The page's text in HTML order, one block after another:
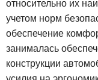
учетом норм
обеспечение
занималась
конструкции